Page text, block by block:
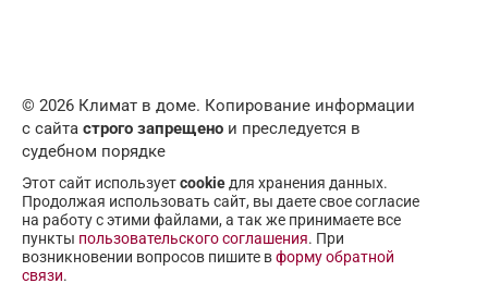
© 2026 Климат в доме. Копирование информации
с сайта строго запрещено и преследуется в
судебном порядке
Этот сайт используетcookie для хранения данных.
Продолжая использовать сайт, вы даете свое согласие
на работу с этими файлами, а так же принимаете все
пункты пользовательского соглашения. При
возникновении вопросов пишите вформу обратной
связи.